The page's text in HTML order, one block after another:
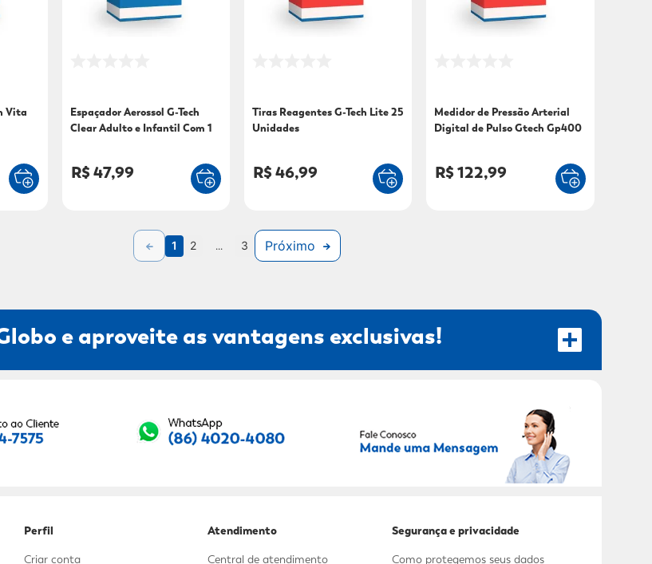
Vita
Espaçador Aerossol G-Tech
Clear Adulto e Infantil Com 1
R$ 47,99
Tiras Reagentes G-Tech Lite 25
Unidades
R$ 46,99
Medidor de Pressão Arterial
Digital de Pulso Gtech Gp400
R$ 122,99
1 2 ... 3 Próximo
e aproveite as vantagens exclusivas!
RECEBER OFERTAS EXCLUSIVAS!
Perfil
Criar conta
Atendimento
Central de atendimento
Segurança e privacidade
Como protegemos seus dados